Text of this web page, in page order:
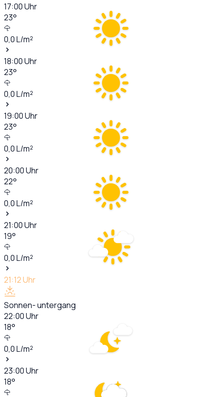
17:00Uhr
23°
0,0L/m²
18:00Uhr
23°
0,0L/m²
19:00Uhr
23°
0,0L/m²
20:00Uhr
22°
0,0L/m²
21:00Uhr
19°
0,0L/m²
21:12Uhr
Sonnen- untergang
22:00Uhr
18°
0,0L/m²
23:00Uhr
18°